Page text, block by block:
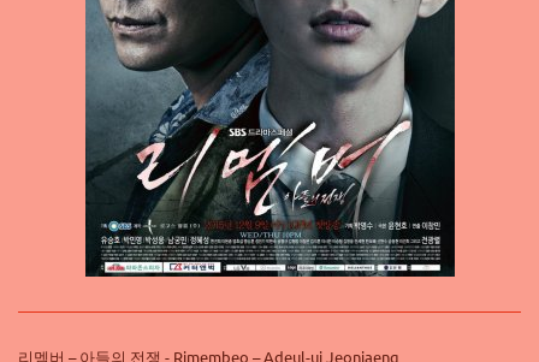
리멤버 – 아들의 전쟁 - Rimembeo – Adeul-ui Jeonjaeng